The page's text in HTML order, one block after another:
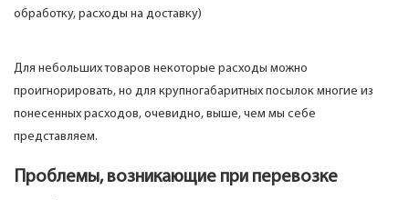
обработку, расходы на доставку)
Для небольших товаров некоторые расходы можно
проигнорировать, но для крупногабаритных посылок многие из
понесенных расходов, очевидно, выше, чем мы себе
представляем.
Проблемы, возникающие при перевозке